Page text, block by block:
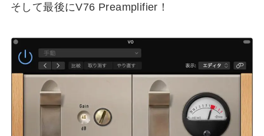
そして最後にV76 Preamplifier！